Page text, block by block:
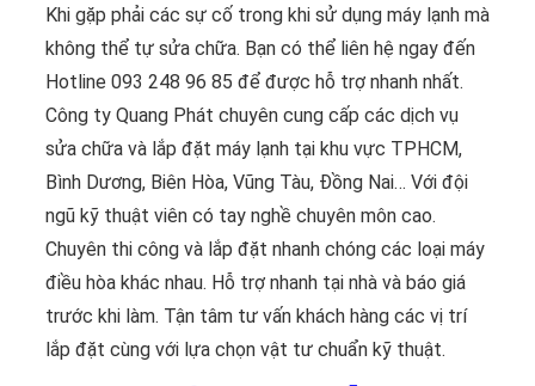
Khi gặp phải các sự cố trong khi sử dụng máy lạnh mà
không thể tự sửa chữa. Bạn có thể liên hệ ngay đến
Hotline 093 248 96 85 để được hỗ trợ nhanh nhất.
Công ty Quang Phát chuyên cung cấp các dịch vụ
sửa chữa và lắp đặt máy lạnh tại khu vực TPHCM,
Bình Dương, Biên Hòa, Vũng Tàu, Đồng Nai… Với đội
ngũ kỹ thuật viên có tay nghề chuyên môn cao.
Chuyên thi công và lắp đặt nhanh chóng các loại máy
điều hòa khác nhau. Hỗ trợ nhanh tại nhà và báo giá
trước khi làm. Tận tâm tư vấn khách hàng các vị trí
lắp đặt cùng với lựa chọn vật tư chuẩn kỹ thuật.